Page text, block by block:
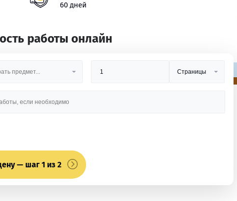
60 дней
работы онлайн
— шаг 1 из 2